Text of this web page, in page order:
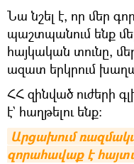
Նա նշել է, որ մեր
պաշտպանում ենք
հայկական տունը,
ազատ երկրում
ՀՀ զինված ուժերի
է` հաղթելու ենք։
Արցախում
զորահավաք է